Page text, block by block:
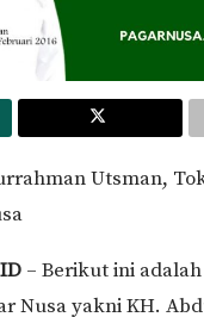
Utsman,
– Berikut ini
Nusa yakni KH.